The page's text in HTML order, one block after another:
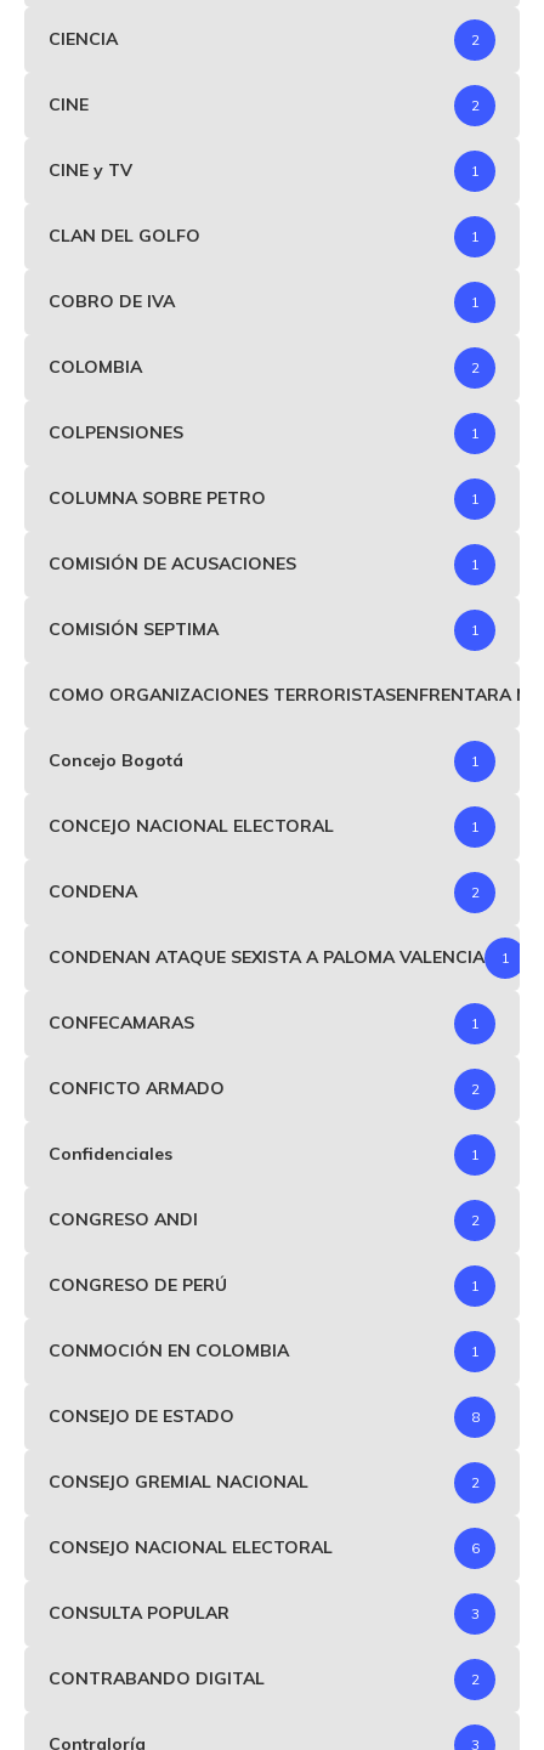
CIENCIA 2
CINE 2
CINE y TV 1
CLAN DEL GOLFO 1
COBRO DE IVA 1
COLOMBIA 2
COLPENSIONES 1
COLUMNA SOBRE PETRO 1
COMISIÓN DE ACUSACIONES 1
COMISIÓN SEPTIMA 1
COMO ORGANIZACIONES TERRORISTASENFRENTARA
Concejo Bogotá 1
CONCEJO NACIONAL ELECTORAL 1
CONDENA 2
CONDENAN ATAQUE SEXISTA A PALOMA VALENCIA 1
CONFECAMARAS 1
CONFICTO ARMADO 2
Confidenciales 1
CONGRESO ANDI 2
CONGRESO DE PERÚ 1
CONMOCIÓN EN COLOMBIA 1
CONSEJO DE ESTADO 8
CONSEJO GREMIAL NACIONAL 2
CONSEJO NACIONAL ELECTORAL 6
CONSULTA POPULAR 3
CONTRABANDO DIGITAL 2
Contraloría 3